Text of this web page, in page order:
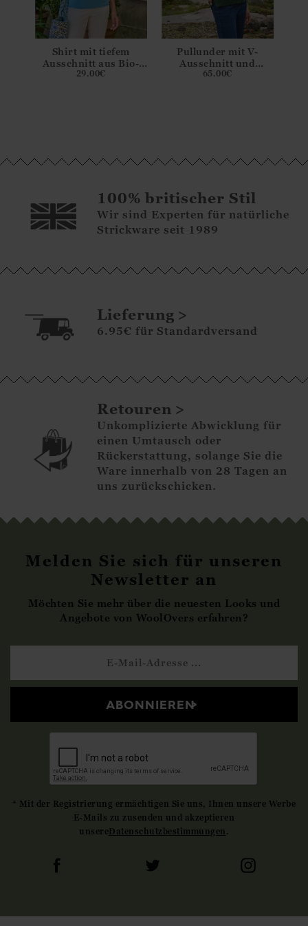
Shirt mit tiefem
Ausschnitt aus Bio-
Baumwolle
29.00€
Pullunder mit V-
Ausschnitt und
seitlichen Knöpfen
65.00€
100% britischer Stil
Wir sind Experten für natürliche
Strickware seit 1989
Lieferung
6.95€ für Standardversand
Retouren
Unkomplizierte Abwicklung für
einen Umtausch oder
Rückerstattung, solange Sie die
Ware innerhalb von 28 Tagen an
uns zurückschicken.
Melden Sie sich für unseren
Newsletter an
Möchten Sie mehr über die neuesten Looks und
Angebote von WoolOvers erfahren?
ABONNIEREN
* Mit der Registrierung ermächtigen Sie uns, Ihnen unsere Werbe
E-Mails zu zusenden und akzeptieren
unsereDatenschutzbestimmungen .